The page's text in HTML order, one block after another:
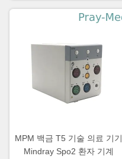
MPM 백금 T5 기술 의료 기기
Mindray Spo2 환자 기계